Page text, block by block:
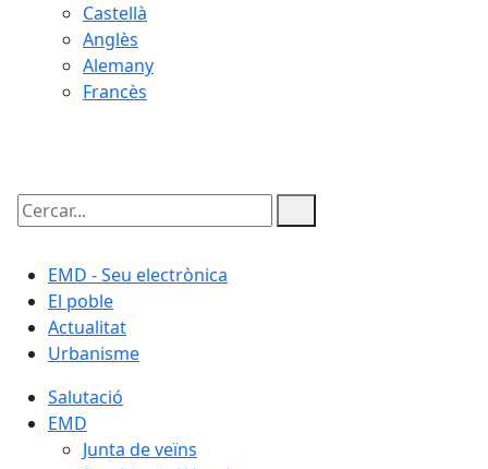
Castellà
Anglès
Alemany
Francès
Cercar:
EMD - Seu electrònica
El poble
Actualitat
Urbanisme
Salutació
EMD
Junta de veïns